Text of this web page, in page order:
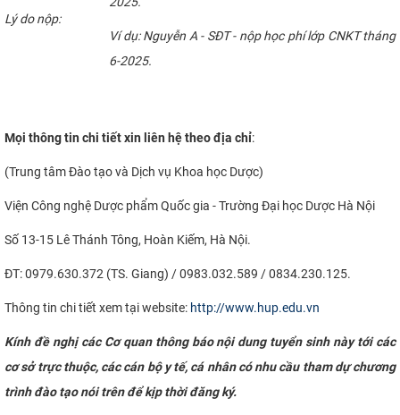
Lý do nộp:
Ví dụ: Nguyễn A - SĐT - nộp học phí lớp CNKT tháng
6-2025.
Mọi thông tin chi tiết xin liên hệ theo địa chỉ:
(Trung tâm Đào tạo và Dịch vụ Khoa học Dược)
Viện Công nghệ Dược phẩm Quốc gia - Trường Đại học Dược Hà Nội
Số 13-15 Lê Thánh Tông, Hoàn Kiếm, Hà Nội.
ĐT: 0979.630.372 (TS. Giang) / 0983.032.589 / 0834.230.125.
Thông tin chi tiết xem tại website: http://www.hup.edu.vn
Kính đề nghị các Cơ quan thông báo nội dung tuyển sinh này tới các
cơ sở trực thuộc, các cán bộ y tế, cá nhân có nhu cầu tham dự chương
trình đào tạo nói trên để kịp thời đăng ký.